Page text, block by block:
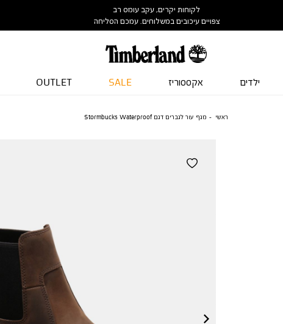
לקוחות יקרים, עקב עומס רב
צפויים עיכובים במשלוחים. עמכם הסליחה
ילדים אקססוריז SALE
OUTLET
ראשי מגף עור לגברים דגם Stormbucks Waterproof